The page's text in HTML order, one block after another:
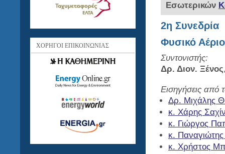
ΧΟΡΗΓΟΙ ΕΠΙΚΟΙΝΩΝΙΑΣ
Εσωτερικών
2η Συνεδρία
Φυσικό
Συντονιστής:
Δρ. Διον. Ξένος
Εισηγήσεις από
Δρ. Μιχάλης
κ. Χάρης
κ. Γιώργος
κ.
κ. Χρήστος